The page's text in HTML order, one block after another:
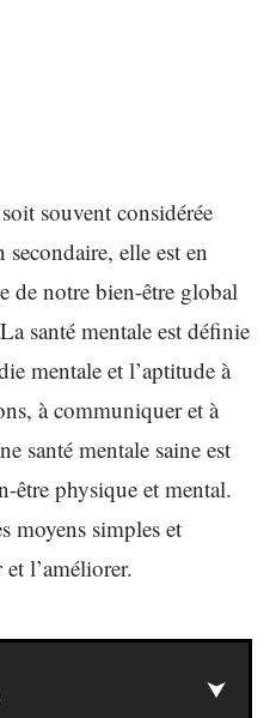
souvent considérée
elle est en
de notre bien-être global
santé mentale est définie
mentale et l’aptitude à
à communiquer et à
santé mentale saine est
être physique et mental.
moyens simples et
l’améliorer.